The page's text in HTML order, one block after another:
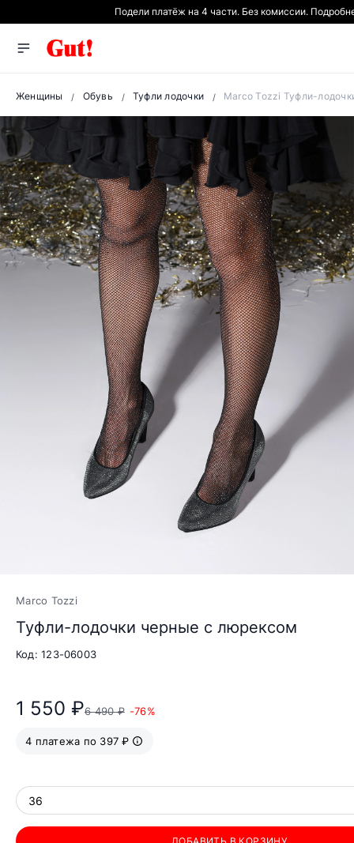
Подели платёж на 4 части. Без комиссии.
Женщины Обувь Туфли лодочки Marco Tozzi Туфли-
Marco Tozzi
Туфли-лодочки черные с люрексом
Код: 123-06003
1 550 ₽6 490 ₽ -76%
4 платежа по 397 ₽
36